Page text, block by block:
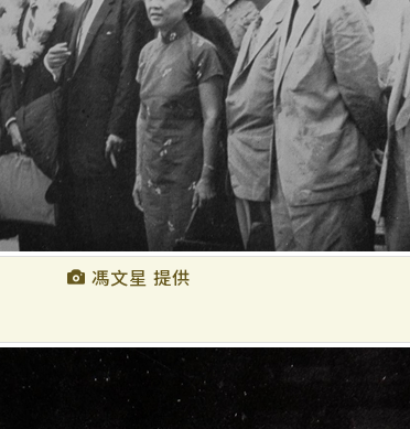
馮文星 提供